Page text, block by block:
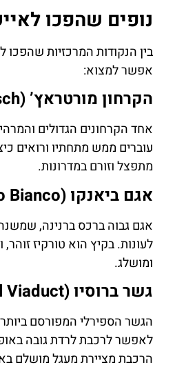
נופים שהפכו
בין הנקודות המרכזיות שהפכו
אפשר למצוא:
הקרחון מורטראץ’ (Morteratsch)
אחד הקרחונים הגדולים
עוברים ממש מתחתיו ורואים
מתפצל וזורם במדרונות.
אגם ביאנקו (Lago Bianco)
אגם גבוה ברכס ברנינה,
לעונות. בקיץ הוא טורקיז
ומושלג.
גשר ברוסיו (Brusio Spiral Viaduct)
הגשר הספירלי המפורסם
לאפשר לרכבת לרדת גובה
הרכבת מציירת מעגל מושלם